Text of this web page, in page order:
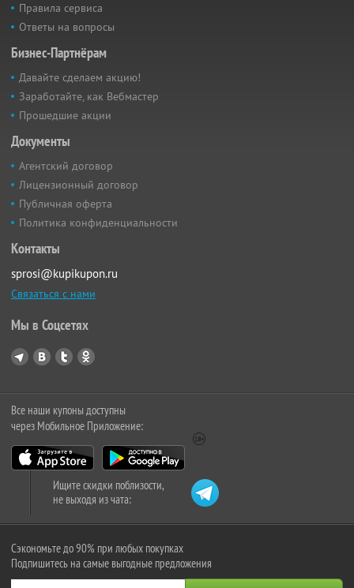
Правила сервиса
Ответы на вопросы
Бизнес-Партнёрам
Давайте сделаем акцию!
Заработайте, как Вебмастер
Прошедшие акции
Документы
Агентский договор
Лицензионный договор
Публичная оферта
Политика конфиденциальности
Контакты
sprosi@kupikupon.ru
Связаться с нами
Мы в Соцсетях
Все наши купоны доступны
через Мобильное Приложение:
Ищите скидки поблизости,
не выходя из чата:
Сэкономьте до 90% при любых покупках
Подпишитесь на самые выгодные предложения